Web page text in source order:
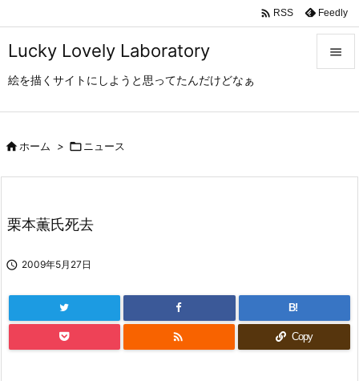
Lucky Lovely Laboratory
絵を描くサイトにしようと思ってたんだけどなぁ

 RSS Feedly
ホーム >  ニュース
栗本薫氏死去
 2009年5月27日
B!
 Copy